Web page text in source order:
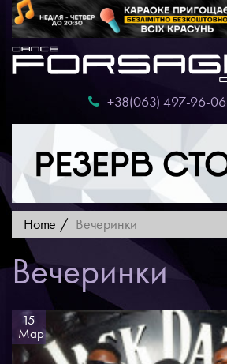
+38(063) 497-96-06
Home Вечеринки
Вечеринки
15
Мар